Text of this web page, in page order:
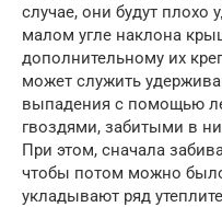
случае, они будут плохо
малом угле наклона
дополнительному их
может служить
выпадения с помощью
гвоздями, забитыми в
При этом, сначала
чтобы потом можно
укладывают ряд